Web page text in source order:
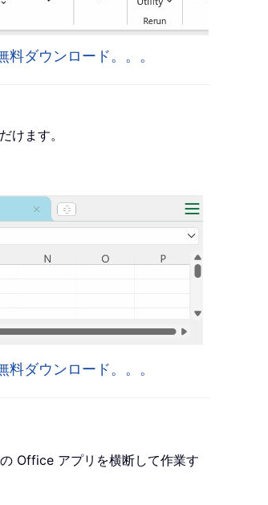
料ダウンロード。。。
けます。
料ダウンロード。。。
Office アプリを横断して作業す